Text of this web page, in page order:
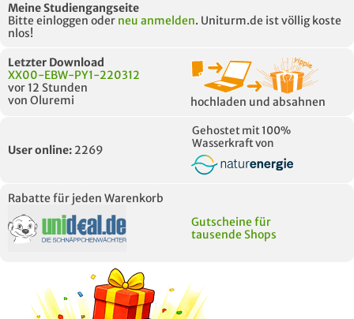
Meine Studiengangseite
Bitte einloggen oder neu anmelden. Uniturm.de ist völlig koste
nlos!
Letzter Download
XX00-EBW-PY1-220312
vor 12 Stunden
von Oluremi
hochladen und absahnen
User online: 2269
Gehostet mit 100%
Wasserkraft von
Rabatte für jeden Warenkorb
Gutscheine für
tausende Shops